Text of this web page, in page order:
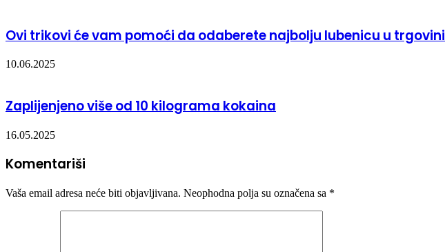
Ovi trikovi će vam pomoći da odaberete najbolju lubenicu u trgovini
10.06.2025
Zaplijenjeno više od 10 kilograma kokaina
16.05.2025
Komentariši
Vaša email adresa neće biti objavljivana. Neophodna polja su označena sa *